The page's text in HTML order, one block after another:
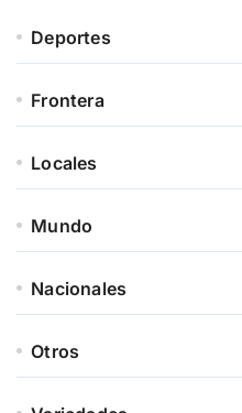
Deportes
Frontera
Locales
Mundo
Nacionales
Otros